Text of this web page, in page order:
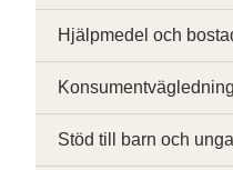
Hjälpmedel och
Konsumentvägledning
Stöd till barn och unga